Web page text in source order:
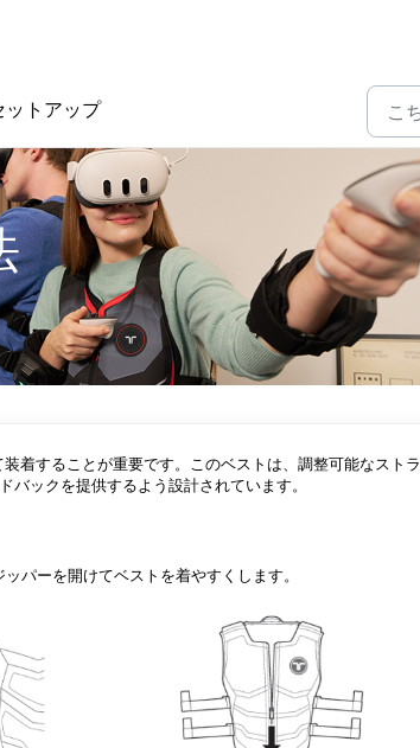
トアップ
着することが重要です。このベストは、調整可能なストラ
ックを提供するよう設計されています。
パーを開けてベストを着やすくします。